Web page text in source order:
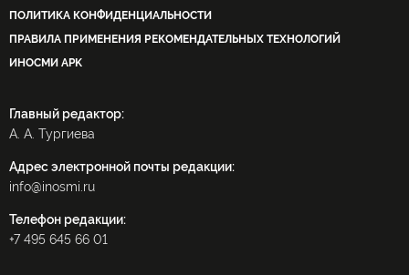
ПОЛИТИКА КОНФИДЕНЦИАЛЬНОСТИ
ПРАВИЛА ПРИМЕНЕНИЯ РЕКОМЕНДАТЕЛЬНЫХ ТЕХНОЛОГИЙ
ИНОСМИ APK
Главный редактор:
А. А. Тургиева
Адрес электронной почты редакции:
info@inosmi.ru
Телефон редакции:
+7 495 645 66 01